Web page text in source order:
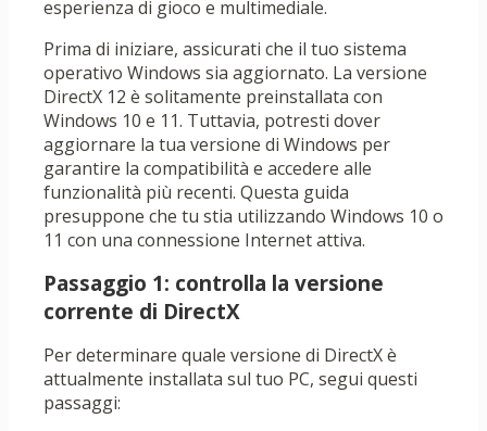
esperienza di gioco e multimediale.
Prima di iniziare, assicurati che il tuo sistema
operativo Windows sia aggiornato. La versione
DirectX 12 è solitamente preinstallata con
Windows 10 e 11. Tuttavia, potresti dover
aggiornare la tua versione di Windows per
garantire la compatibilità e accedere alle
funzionalità più recenti. Questa guida
presuppone che tu stia utilizzando Windows 10 o
11 con una connessione Internet attiva.
Passaggio 1: controlla la versione
corrente di DirectX
Per determinare quale versione di DirectX è
attualmente installata sul tuo PC, segui questi
passaggi: